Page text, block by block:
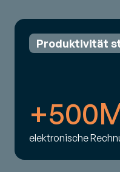
Produktivität
elektronische